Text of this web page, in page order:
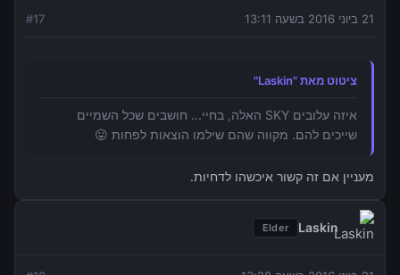
21 ביוני 2016 בשעה 13:11 #17
ציטוט מאת "Laskin"
איזה עלובים SKY האלה, בחיי... חושבים שכל השמיים
שייכים להם. מקווה שהם שילמו הוצאות לפחות 😛
מעניין אם זה קשור איכשהו לדחיות.
Laskin
Elder